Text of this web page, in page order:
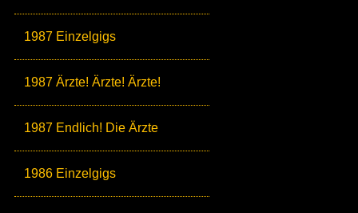
1987 Einzelgigs
1987 Ärzte! Ärzte! Ärzte!
1987 Endlich! Die Ärzte
1986 Einzelgigs